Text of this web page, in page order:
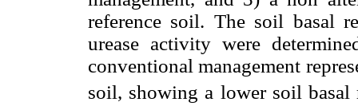
reference soil. The soil basal
urease activity were
conventional management
soil, showing a lower soil